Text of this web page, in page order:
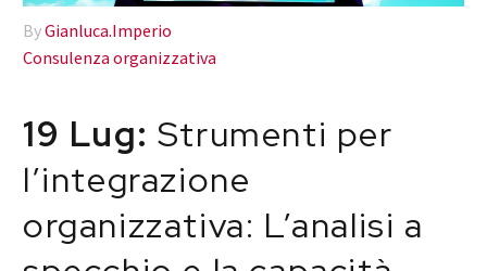
ByGianluca.Imperio
Consulenza organizzativa
19 Lug: Strumenti per
l’integrazione
organizzativa: L’analisi a